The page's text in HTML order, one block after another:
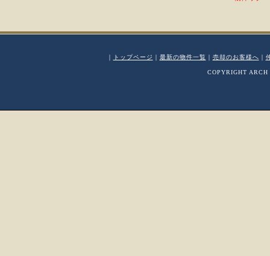
｜ トップページ ｜ 最新の物件一覧 ｜ 売却のお客様へ ｜
COPYRIGHT